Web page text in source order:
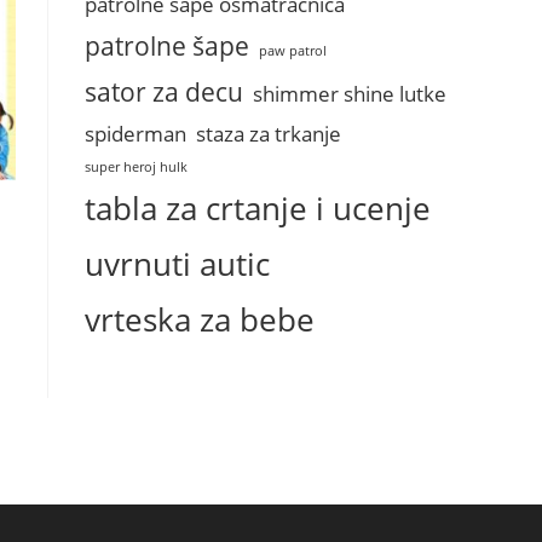
patrolne šape paw patrol
sator za decu shimmer shine lutke
spiderman staza za trkanje
super heroj hulk
tabla za crtanje i ucenje
uvrnuti autic
vrteska za bebe